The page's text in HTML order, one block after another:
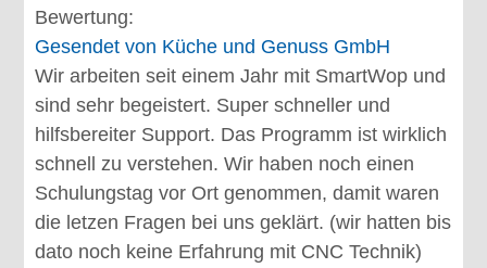
Bewertung:
Gesendet von Küche und Genuss GmbH
Wir arbeiten seit einem Jahr mit SmartWop und
sind sehr begeistert. Super schneller und
hilfsbereiter Support. Das Programm ist wirklich
schnell zu verstehen. Wir haben noch einen
Schulungstag vor Ort genommen, damit waren
die letzen Fragen bei uns geklärt. (wir hatten bis
dato noch keine Erfahrung mit CNC Technik)